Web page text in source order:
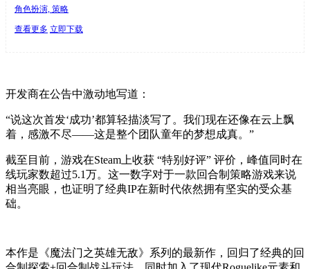
角色扮演, 策略
查看更多 立即下载
开发商在公告中激动地写道：
“说这次首发‘成功’都算轻描淡写了。我们现在还像在云上飘
着，感激不尽——这是整个团队童年的梦想成真。”
截至目前，游戏在Steam上收获 “特别好评” 评价，峰值同时在
线玩家数超过5.1万。这一数字对于一款回合制策略游戏来说
相当亮眼，也证明了经典IP在新时代依然拥有坚实的受众基
础。
本作是《魔法门之英雄无敌》系列的最新作，回归了经典的回